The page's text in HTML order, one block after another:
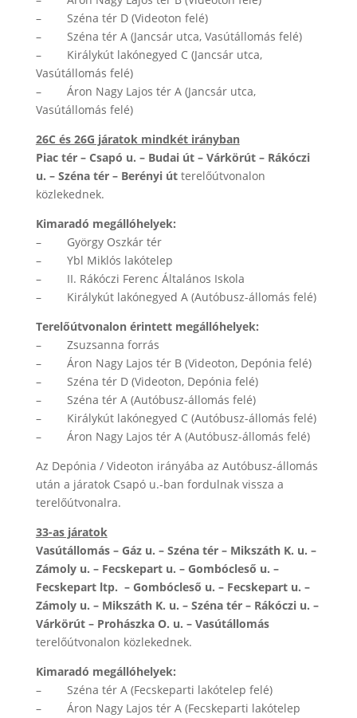
– Széna tér D (Videoton felé)
– Széna tér A (Jancsár utca, Vasútállomás felé)
– Királykút lakónegyed C (Jancsár utca,
Vasútállomás felé)
– Áron Nagy Lajos tér A (Jancsár utca,
Vasútállomás felé)
26C és 26G járatok mindkét irányban
Piac tér – Csapó u. – Budai út – Várkörút – Rákóczi
u. – Széna tér – Berényi út terelőútvonalon
közlekednek.
Kimaradó megállóhelyek:
– György Oszkár tér
– Ybl Miklós lakótelep
– II. Rákóczi Ferenc Általános Iskola
– Királykút lakónegyed A (Autóbusz-állomás felé)
Terelőútvonalon érintett megállóhelyek:
– Zsuzsanna forrás
– Áron Nagy Lajos tér B (Videoton, Depónia felé)
– Széna tér D (Videoton, Depónia felé)
– Széna tér A (Autóbusz-állomás felé)
– Királykút lakónegyed C (Autóbusz-állomás felé)
– Áron Nagy Lajos tér A (Autóbusz-állomás felé)
Az Depónia / Videoton irányába az Autóbusz-állomás
után a járatok Csapó u.-ban fordulnak vissza a
terelőútvonalra.
33-as járatok
Vasútállomás – Gáz u. – Széna tér – Mikszáth K. u. –
Zámoly u. – Fecskepart u. – Gombócleső u. –
Fecskepart ltp. – Gombócleső u. – Fecskepart u. –
Zámoly u. – Mikszáth K. u. – Széna tér – Rákóczi u. –
Várkörút – Prohászka O. u. – Vasútállomás
terelőútvonalon közlekednek.
Kimaradó megállóhelyek:
– Széna tér A (Fecskeparti lakótelep felé)
– Áron Nagy Lajos tér A (Fecskeparti lakótelep